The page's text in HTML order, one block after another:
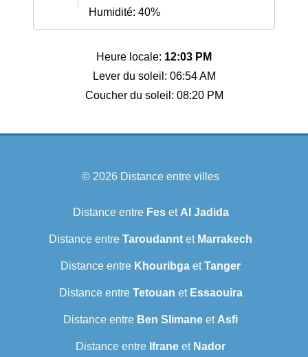
Humidité: 40%
Heure locale: 12:03 PM
Lever du soleil: 06:54 AM
Coucher du soleil: 08:20 PM
© 2026 Distance entre villes
Distance entre Feset Al Jadida
Distance entre Taroudannt et Marrakech
Distance entre Khouribga etTanger
Distance entre Tetouan et Essaouira
Distance entre Ben Slimane et Asfi
Distance entre Ifrane et Nador